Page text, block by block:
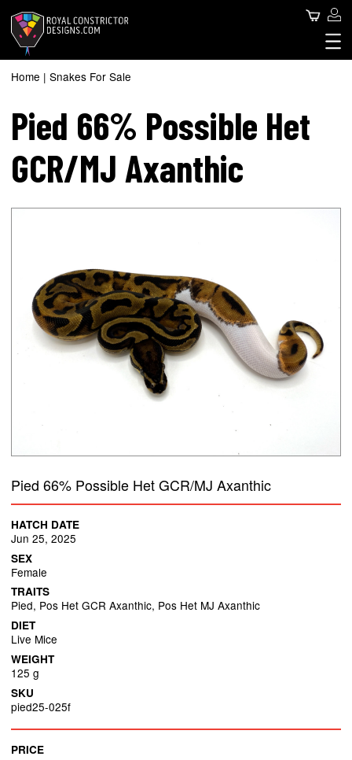
main
content
Royal Constrictor
Search
Main
SNAKES FOR SALE
ABOUT US
CONTACT US
BLOG
Breadcrumb
Home Snakes For Sale
Pied 66% Possible Het
GCR/MJ Axanthic
Pied 66% Possible Het GCR/MJ Axanthic
HATCH DATE
Jun 25, 2025
SEX
Female
TRAITS
Pied, Pos Het GCR Axanthic, Pos Het MJ Axanthic
DIET
Live Mice
WEIGHT
125 g
SKU
pied25-025f
PRICE